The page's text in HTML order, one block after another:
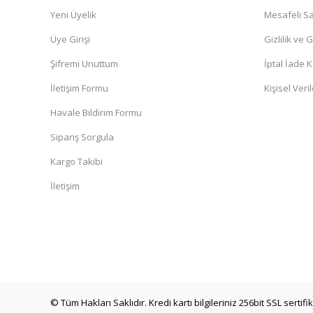
Yeni Üyelik
Üye Girişi
Şifremi Unuttum
İletişim Formu
Havale Bildirim Formu
Sipariş Sorgula
Kargo Takibi
İletişim
Mesafeli
Gizlilik ve
İptal İade
Kişisel
© Tüm Hakları Saklıdır. Kredi kartı bilgileriniz 256bit SSL